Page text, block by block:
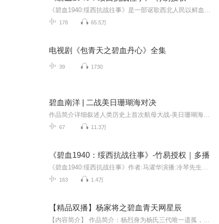
178 65.5万
电视剧《包青天之碧血丹心》全集
39 1730
碧血南洋 | 二战美日珊瑚海对决
67 11.3万
《碧血1940：绥西抗战往事》-竹易授权｜多播
163 1.4万
【精品双播】杨家将之碧血青天网星辰